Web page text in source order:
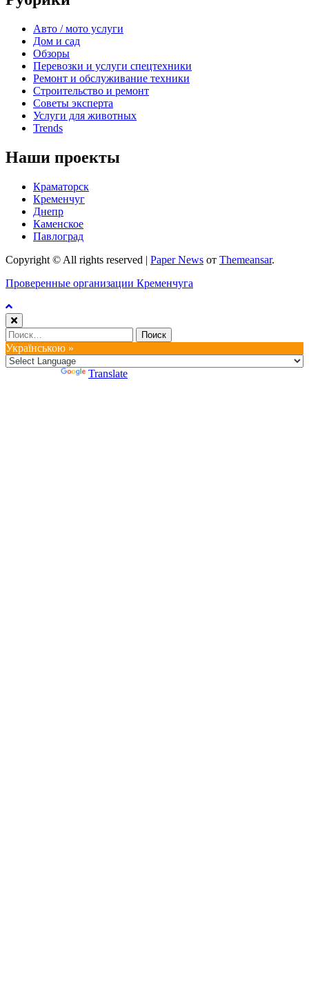
Авто / мото услуги
Дом и сад
Обзоры
Перевозки и услуги спецтехники
Ремонт и обслуживание техники
Строительство и ремонт
Советы эксперта
Услуги для животных
Trends
Наши проекты
Краматорск
Кременчуг
Днепр
Каменское
Павлоград
Copyright © All rights reserved | Paper News от Themeansar.
Проверенные организации Кременчуга
Найти:
Українською »
Translate